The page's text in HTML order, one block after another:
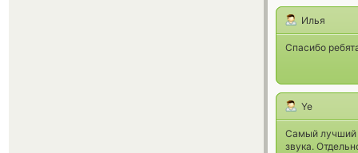
Илья
Спасибо
Ye
Самый лучший
звука.